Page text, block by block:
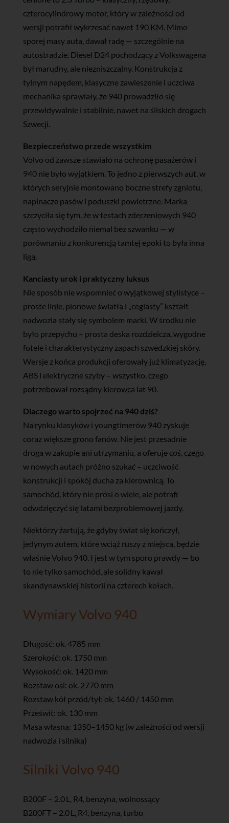
czterocylindrowy motor, który w zależności od
wersji potrafił wykrzesać nawet 190 KM. Mimo
sporej masy auta, dawał radę — szczególnie na
autostradzie. Diesel D24 pochodzący z Volkswagena
był marudny, ale niezniszczalny. Konstrukcja z
tylnym napędem, klasyczne zawieszenie i uczciwa
mechanika sprawiały, że 940 prowadziło się
przewidywalnie i stabilnie, nawet na śliskich drogach
Szwecji.
Bezpieczeństwo przede wszystkim
Volvo od zawsze stawiało na ochronę pasażerów i
940 nie było wyjątkiem. To jedno z pierwszych aut, w
których seryjnie montowano boczne strefy zgniotu,
napinacze pasów i poduszki powietrzne. Marka
szczyciła się tym, że w testach zderzeniowych 940
często wychodziło niemal bez szwanku — w
porównaniu z konkurencją tamtej epoki to była inna
liga.
Kanciasty urok i praktyczny luksus
Nie sposób nie wspomnieć o wyjątkowej stylistyce –
proste linie, pionowe światła i „ceglasty” kształt
nadwozia stały się symbolem marki. W środku nie
było przepychu – prosta deska rozdzielcza, wygodne
fotele i charakterystyczny zapach szwedzkiej skóry.
Wersje z końca produkcji oferowały już klimatyzację,
ABS i elektryczne szyby – wszystko, czego
potrzebował rozsądny kierowca lat 90.
Dlaczego warto spojrzeć na 940 dziś?
Na rynku klasyków i youngtimerów 940 zyskuje
coraz większe grono fanów. Nie jest przesadnie
droga w zakupie ani utrzymaniu, a oferuje coś, czego
w nowych autach próżno szukać – uczciwość
konstrukcji i spokój ducha za kierownicą. To
samochód, który nie prosi o wiele, ale potrafi
odwdzięczyć się latami bezproblemowej jazdy.
Niektórzy żartują, że gdyby świat się kończył,
jedynym autem, które wciąż ruszy z miejsca, będzie
właśnie Volvo 940. I jest w tym sporo prawdy — bo
to nie tylko samochód, ale solidny kawał
skandynawskiej historii na czterech kołach.
Wymiary Volvo 940
Długość: ok. 4785 mm
Szerokość: ok. 1750 mm
Wysokość: ok. 1420 mm
Rozstaw osi: ok. 2770 mm
Rozstaw kół przód/tył: ok. 1460 / 1450 mm
Prześwit: ok. 130 mm
Masa własna: 1350–1450 kg (w zależności od wersji
nadwozia i silnika)
Silniki Volvo 940
B200F – 2.0 L, R4, benzyna, wolnossący
B200FT – 2.0 L, R4, benzyna, turbo